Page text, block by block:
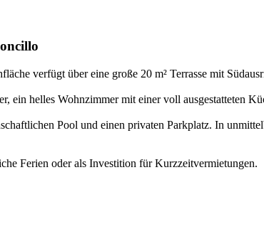
verfügt über eine große 20 m² Terrasse mit
ein helles Wohnzimmer mit einer voll ausgestatteten
Pool und einen privaten Parkplatz. In
Ferien oder als Investition für Kurzzeitvermietungen.